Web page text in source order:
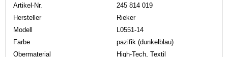
Artikel-Nr.
245 814 019
Hersteller
Rieker
Modell
L0551-14
Farbe
pazifik (dunkelblau)
Obermaterial
High-Tech, Textil